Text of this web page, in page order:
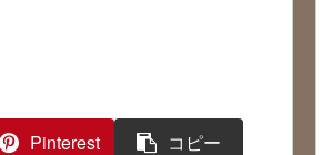
Pinterest コピー